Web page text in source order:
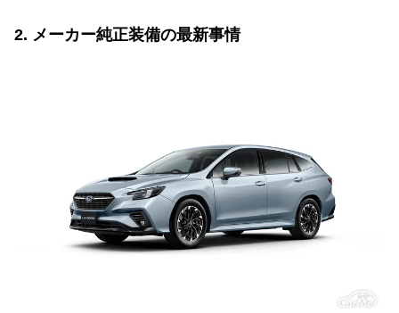
2. メーカー純正装備の最新事情